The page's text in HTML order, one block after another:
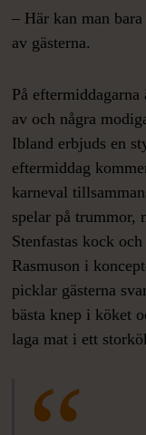
– Här kan man
av gästerna.
På
av och några
Ibland erbjuds en
eftermiddag
karneval
spelar på trummor,
Stenfastas kock
Rasmuson i
picklar gästerna
bästa knep i köket
laga mat i ett